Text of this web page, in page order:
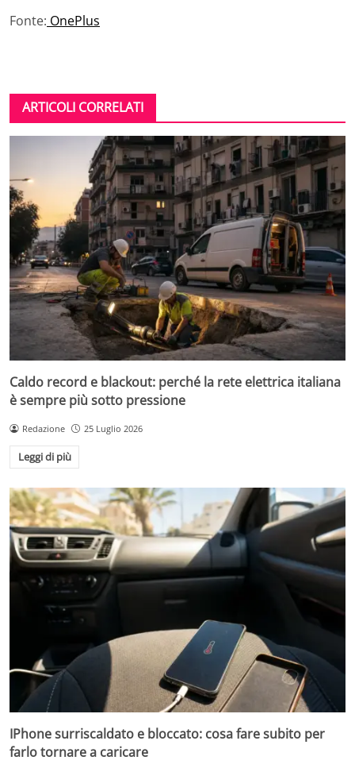
Fonte: OnePlus
ARTICOLI CORRELATI
Caldo record e blackout: perché la rete elettrica italiana
è sempre più sotto pressione
Redazione 25 Luglio 2026
Leggi di più
IPhone surriscaldato e bloccato: cosa fare subito per
farlo tornare a caricare